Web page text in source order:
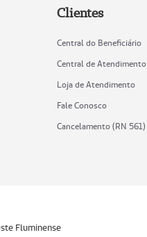
Clientes
Central do Beneficiário
Central de Atendimento
Loja de Atendimento
Fale Conosco
Cancelamento (RN 561)
Fluminense